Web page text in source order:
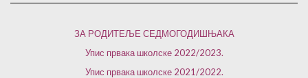
ЗА РОДИТЕЉЕ СЕДМОГОДИШЊАКА
Упис првака школске 2022/2023.
Упис првака школске 2021/2022.